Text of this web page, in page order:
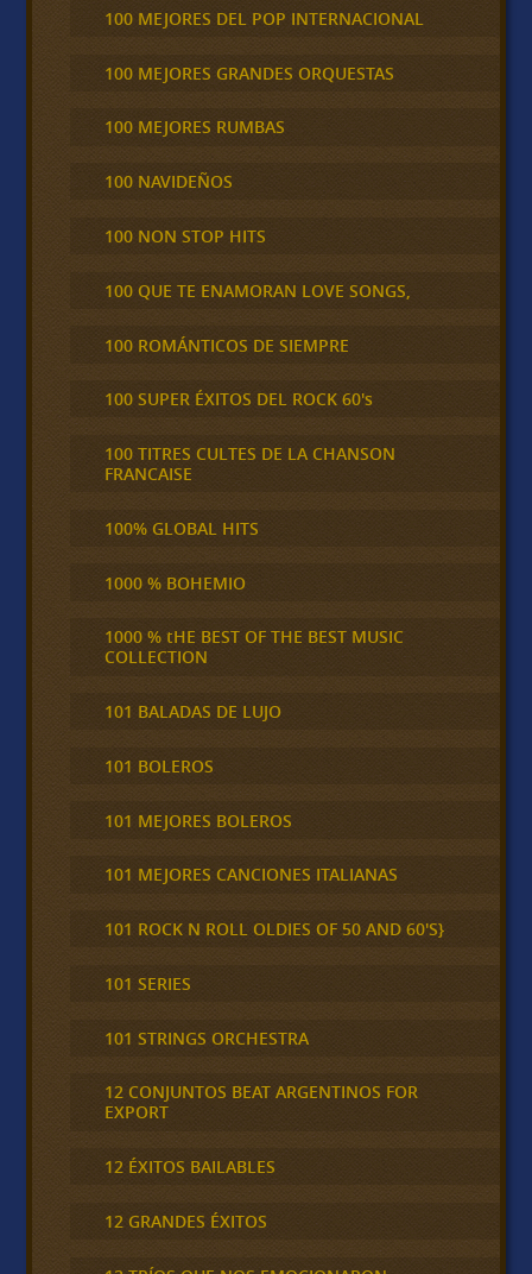
100 MEJORES DEL POP INTERNACIONAL
100 MEJORES GRANDES ORQUESTAS
100 MEJORES RUMBAS
100 NAVIDEÑOS
100 NON STOP HITS
100 QUE TE ENAMORAN LOVE SONGS,
100 ROMÁNTICOS DE SIEMPRE
100 SUPER ÉXITOS DEL ROCK 60's
100 TITRES CULTES DE LA CHANSON
FRANCAISE
100% GLOBAL HITS
1000 % BOHEMIO
1000 % tHE BEST OF THE BEST MUSIC
COLLECTION
101 BALADAS DE LUJO
101 BOLEROS
101 MEJORES BOLEROS
101 MEJORES CANCIONES ITALIANAS
101 ROCK N ROLL OLDIES OF 50 AND 60'S}
101 SERIES
101 STRINGS ORCHESTRA
12 CONJUNTOS BEAT ARGENTINOS FOR
EXPORT
12 ÉXITOS BAILABLES
12 GRANDES ÉXITOS